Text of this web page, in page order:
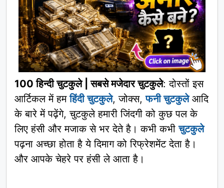
100 हिन्दी चुटकुले | सबसे मजेदार चुटकुले: दोस्तों इस
आर्टिकल में हमहिंदी चुटकुले, जोक्स,फनी चुटकुलेआदि
के बारे में पढ़ेंगे, चुटकुले हमारी जिंदगी को कुछ पल के
लिए हंसी और मजाक से भर देते है। कभी कभीचुटकुले
पढ़ना अच्छा होता है ये दिमाग को रिफ्रेशमेंट देता है।
और आपके चेहरे पर हंसी ले आता है।